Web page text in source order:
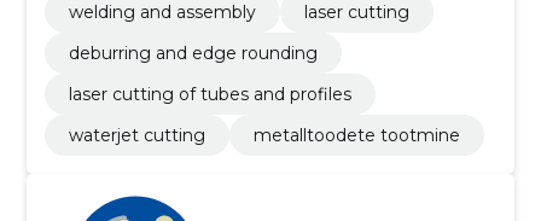
welding and assembly
laser cutting
deburring and edge rounding
laser cutting of tubes and profiles
waterjet cutting
metalltoodete tootmine